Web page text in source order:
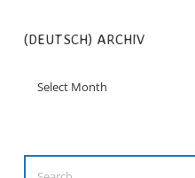
(DEUTSCH) ARCHIV